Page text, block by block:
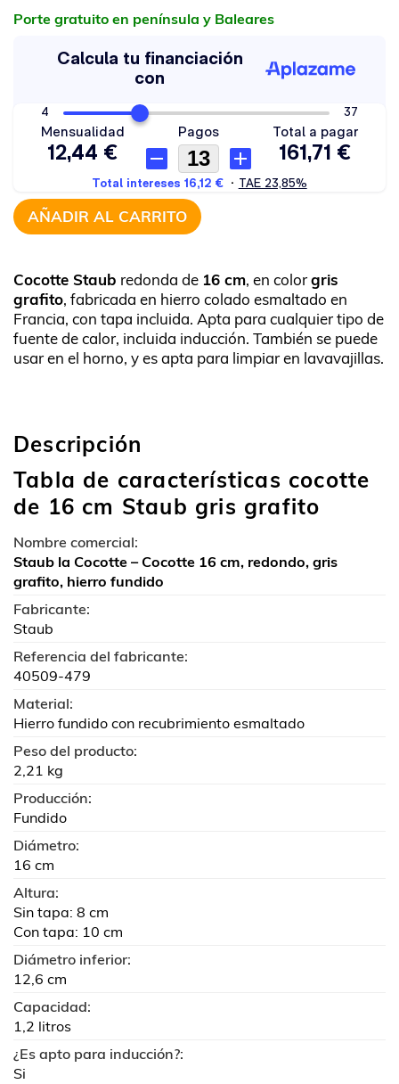
Porte gratuito en península y Baleares
AÑADIR AL CARRITO
Cocotte Staub redonda de 16 cm, en colorgris
grafito, fabricada en hierro colado esmaltado en
Francia, con tapa incluida. Apta para cualquier tipo de
fuente de calor, incluida inducción. También se puede
usar en el horno, y es apta para limpiar en lavavajillas.
Descripción
Tabla de características cocotte
de 16 cm Staub gris grafito
Nombre comercial:
Staub la Cocotte – Cocotte 16 cm, redondo, gris
grafito, hierro fundido
Fabricante:
Staub
Referencia del fabricante:
40509-479
Material:
Hierro fundido con recubrimiento esmaltado
Peso del producto:
2,21 kg
Producción:
Fundido
Diámetro:
16 cm
Altura:
Sin tapa: 8 cm
Con tapa: 10 cm
Diámetro inferior:
12,6 cm
Capacidad:
1,2 litros
¿Es apto para inducción?:
Si